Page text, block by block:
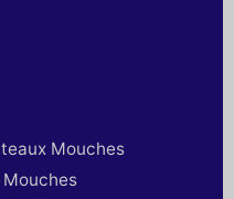
Mouches